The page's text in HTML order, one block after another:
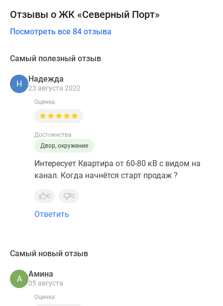
Отзывы о ЖК «Северный Порт»
Посмотреть все 84 отзыва
Самый полезный отзыв
Н
Надежда
23 августа 2022
Оценка:
Достоинства
Двор, окружение
Интересует Квартира от 60-80 кВ с видом на
канал. Когда начнётся старт продаж ?
0 0
Ответить
Самый новый отзыв
А
Амина
05 августа
Оценка: